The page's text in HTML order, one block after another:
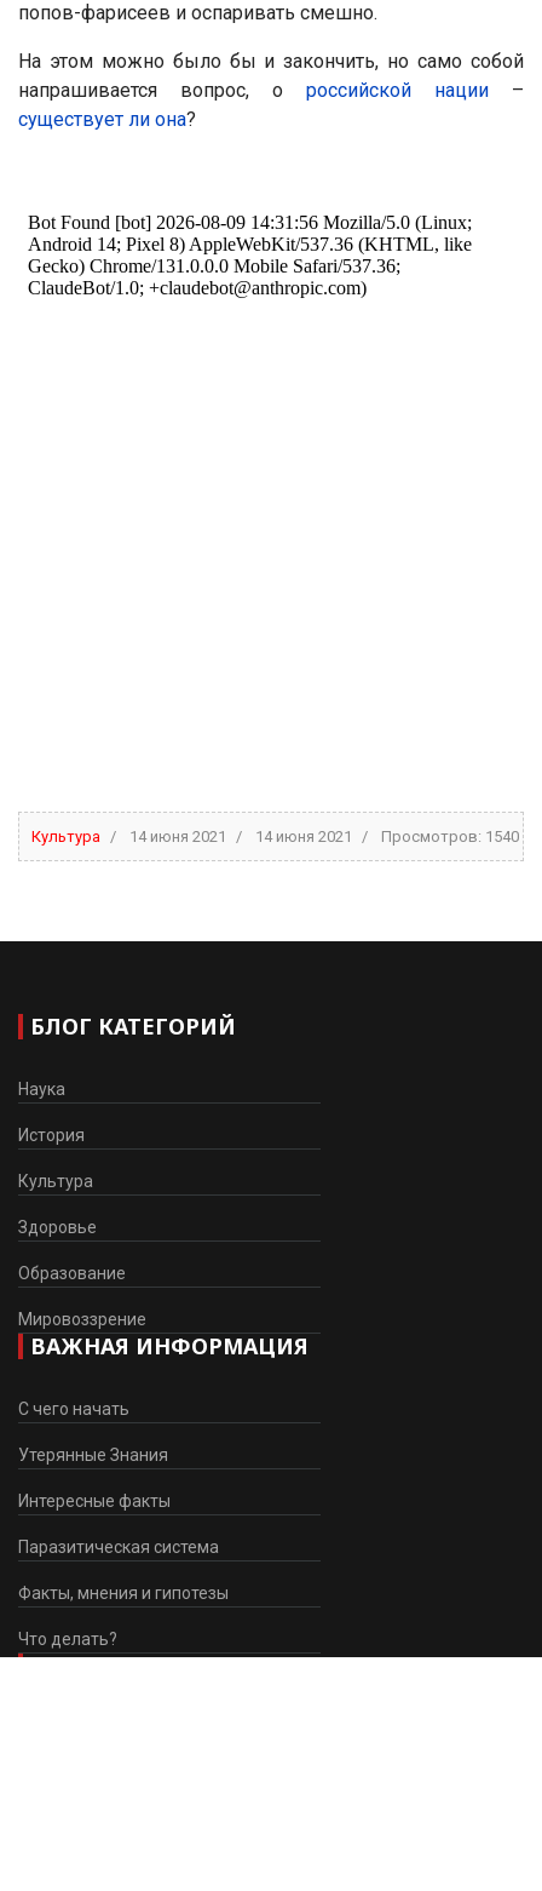
попов-фарисеев и оспаривать смешно.
На этом можно было бы и закончить, но само собой
напрашивается вопрос, о российской нации –
существует ли она?
Культура 14 июня 2021 14 июня 2021 Просмотров: 1540
БЛОГ КАТЕГОРИЙ
Наука
История
Культура
Здоровье
Образование
Мировоззрение
ВАЖНАЯ ИНФОРМАЦИЯ
С чего начать
Утерянные Знания
Интересные факты
Паразитическая система
Факты, мнения и гипотезы
Что делать?
НАПИСАТЬ НАМ